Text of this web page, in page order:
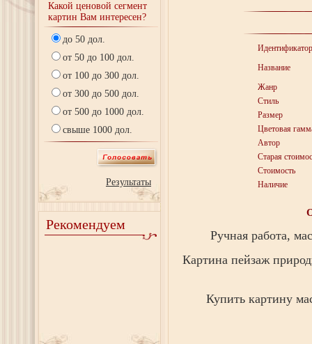
Какой ценовой сегмент
картин Вам интересен?
до 50 дол.
от 50 до 100 дол.
от 100 до 300 дол.
от 300 до 500 дол.
от 500 до 1000 дол.
свыше 1000 дол.
Результаты
Рекомендуем
Идентификатор
Название
Жанр
Стиль
Размер
Цветовая
Автор
Старая
Стоимость
Наличие
Ручная работа,
Картина пейзаж
Купить картину